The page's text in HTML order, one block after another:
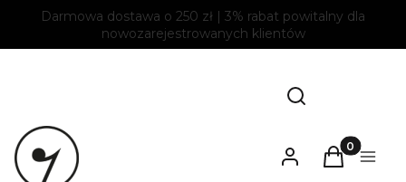
Darmowa dostawa o 250 zł | 3% rabat powitalny dla
nowozarejestrowanych klientów
Otwórz
Szukaj
Zaloguj sięProdukty
KoszykMenu